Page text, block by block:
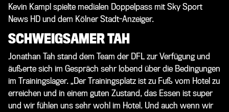
Kevin Kampl spielte medialen Doppelpass mit Sky Sport
News HD und dem Kölner Stadt-Anzeiger.
SCHWEIGSAMER TAH
Jonathan Tah stand dem Team der DFL zur Verfügung und
äußerte sich im Gespräch sehr lobend über die Bedingungen
im Trainingslager. „Der Trainingsplatz ist zu Fuß vom Hotel zu
erreichen und in einem guten Zustand, das Essen ist super
und wir fühlen uns sehr wohl im Hotel. Und auch wenn wir